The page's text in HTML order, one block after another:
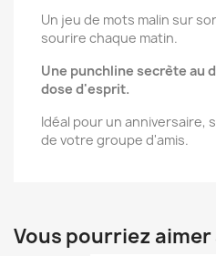
Un jeu de mots malin sur
sourire chaque matin.
Une punchline secrète au
dose d'esprit.
Idéal pour un anniversaire,
de votre groupe d'amis.
Vous pourriez aimer